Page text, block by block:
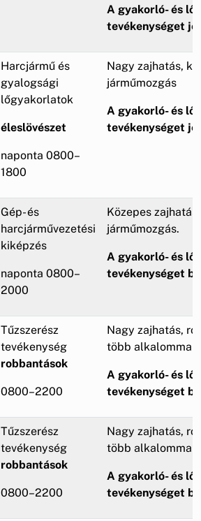
A gyakorló- és
tevékenységet
Harcjármű és
gyalogsági
lőgyakorlatok
éleslövészet
naponta 0800–
1800
Nagy zajhatás,
járműmozgás
A gyakorló- és
tevékenységet
Gép- és
harcjárművezetési
kiképzés
naponta 0800–
2000
Közepes
járműmozgás.
A gyakorló- és
tevékenységet
Tűzszerész
tevékenység
robbantások
0800–2200
Nagy zajhatás,
több alkalommal,
A gyakorló- és
tevékenységet
Tűzszerész
tevékenység
robbantások
0800–2200
Nagy zajhatás,
több alkalommal,
A gyakorló- és
tevékenységet